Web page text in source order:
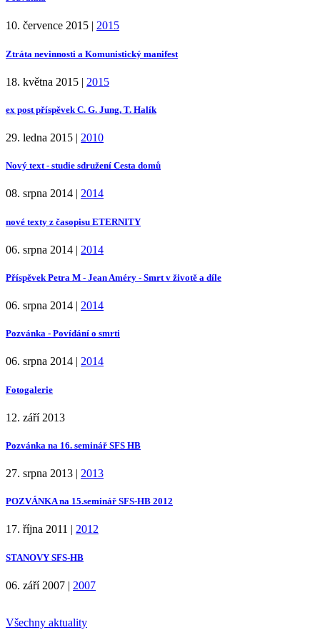
10. července 2015 | 2015
Ztráta nevinnosti a Komunistický manifest
18. května 2015 | 2015
ex post příspěvek C. G. Jung, T. Halík
29. ledna 2015 | 2010
Nový text - studie sdružení Cesta domů
08. srpna 2014 | 2014
nové texty z časopisu ETERNITY
06. srpna 2014 | 2014
Příspěvek Petra M - Jean Améry - Smrt v životě a díle
06. srpna 2014 | 2014
Pozvánka - Povídání o smrti
06. srpna 2014 | 2014
Fotogalerie
12. září 2013
Pozvánka na 16. seminář SFS HB
27. srpna 2013 | 2013
POZVÁNKA na 15.seminář SFS-HB 2012
17. října 2011 | 2012
STANOVY SFS-HB
06. září 2007 | 2007
Všechny aktuality